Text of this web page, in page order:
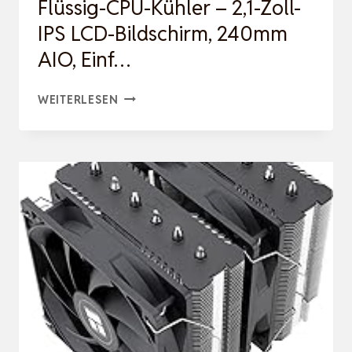
TL-
C12…
Flüssig-CPU-Kühler – 2,1-Zoll-
IPS LCD-Bildschirm, 240mm
AIO, Einf…
WEITERLESEN CORSAIR
RS
LCD
FLÜSSIG-
CPU-
KÜHLER
–
2,1-
ZOLL-